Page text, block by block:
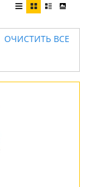
ОЧИСТИТЬ ВСЕ